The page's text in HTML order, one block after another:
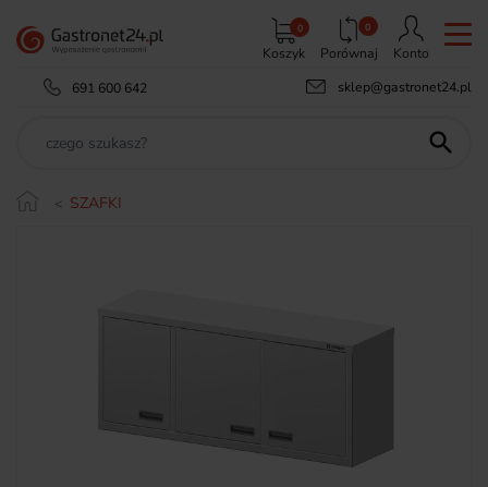
Koszyk
0 0
Porównaj
Konto
691 600 642
sklep@gastronet24.pl

SZAFKI